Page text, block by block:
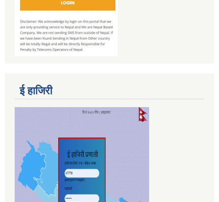
ई हाजिरी